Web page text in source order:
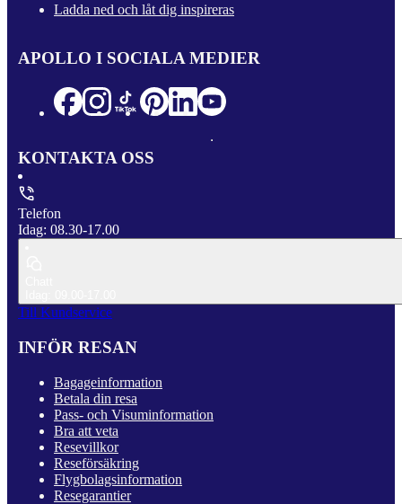
Ladda ned och låt dig inspireras
APOLLO I SOCIALA MEDIER
KONTAKTA OSS
Telefon
Idag: 08.30-17.00
Till Kundservice
INFÖR RESAN
Bagageinformation
Betala din resa
Pass- och Visuminformation
Bra att veta
Resevillkor
Reseförsäkring
Flygbolagsinformation
Resegarantier